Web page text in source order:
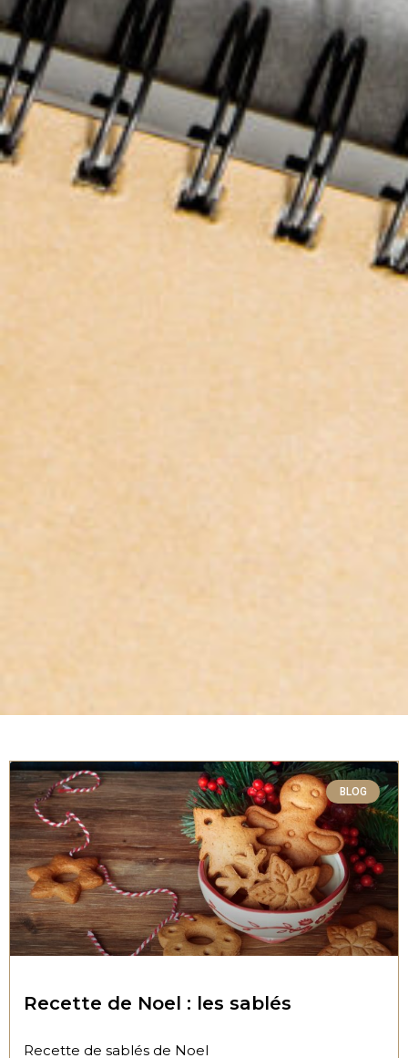
BLOG
Recette de Noel : les sablés
Recette de sablés de Noel
P
a
g
e
P
a
g
e
P
a
g
e
P
a
g
e